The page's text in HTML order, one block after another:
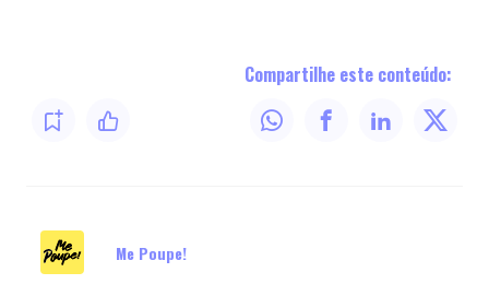
Compartilhe este conteúdo:
Me Poupe!